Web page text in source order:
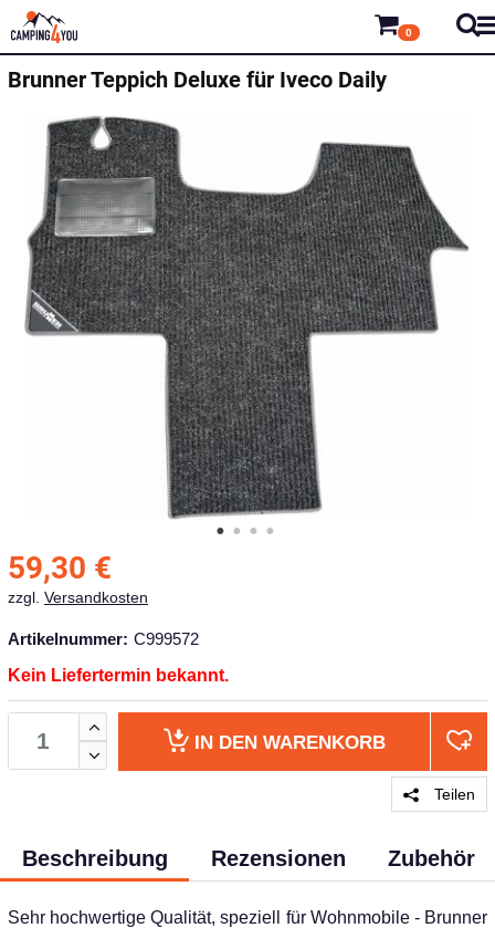
0
BrunnerTeppich Deluxe für Iveco Daily
59,30 €
zzgl. Versandkosten
Artikelnummer: C999572
Kein Liefertermin bekannt.
IN DEN WARENKORB
Teilen
Beschreibung Rezensionen Zubehör
Sehr hochwertige Qualität, speziell für Wohnmobile - Brunner